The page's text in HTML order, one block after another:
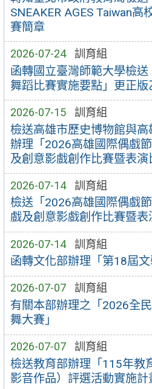
SNEAKER AGES Taiwan
賽簡章
2026-07-24 訓育組
函轉國立臺灣師範大學檢
舞蹈比賽實施要點」更正版
2026-07-15 訓育組
檢送高雄市歷史博物館與
辦理「2026高雄國際偶戲
及創意影戲創作比賽暨表演
2026-07-14 訓育組
檢送「2026高雄國際偶戲
戲及創意影戲創作比賽暨表
2026-07-14 訓育組
函轉文化部辦理「第18屆文
2026-07-07 訓育組
有關本部辦理之「2026全
舞大賽」
2026-07-07 訓育組
檢送教育部辦理「115年教
影音作品）評選活動實施計